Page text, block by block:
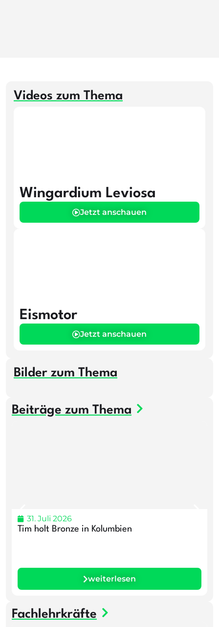
Videos zum Thema
Wingardium Leviosa
Jetzt anschauen
Eismotor
Jetzt anschauen
Bilder zum Thema
Beiträge zum Thema
31. Juli 2026
Tim holt Bronze in Kolumbien
weiterlesen
Fachlehrkräfte